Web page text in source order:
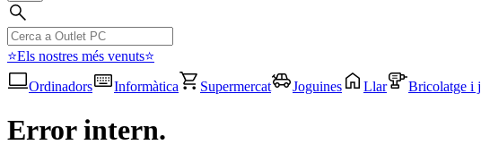
⭐Els nostres més venuts⭐
Ordinadors
Informàtica Supermercat Joguines Llar Bricolatge i
Error intern.